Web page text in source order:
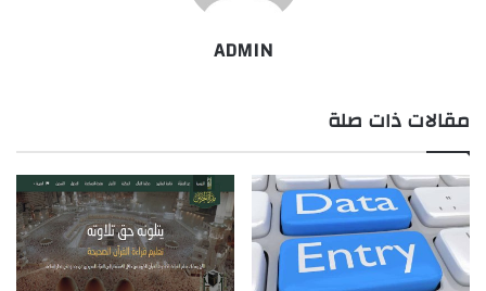
ADMIN
مقالات ذات صلة